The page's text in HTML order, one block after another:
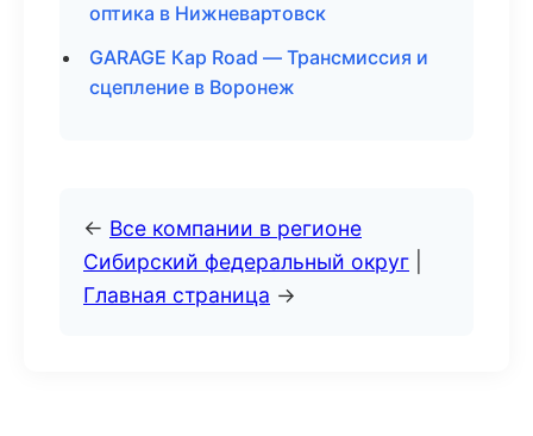
оптика в Нижневартовск
GARAGE Кар Road — Трансмиссия и
сцепление в Воронеж
← Все компании в регионе
Сибирский федеральный округ
Главная страница →